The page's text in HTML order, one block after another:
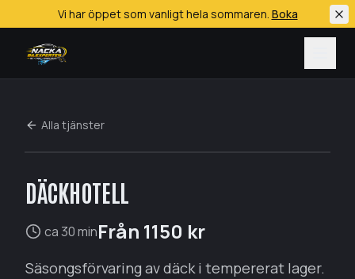
Biltvätt (handtvätt)
Keramisk coating
Däckservice
Alla tjänster
DÄCKHOTELL
ca 30 minFrån 1150 kr
Säsongsförvaring av däck i tempererat lager.
Vi har öppet som vanligt hela sommaren. Boka